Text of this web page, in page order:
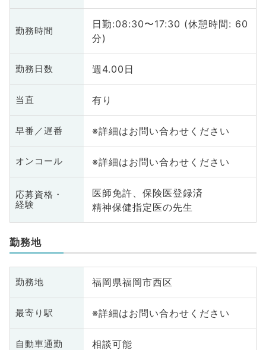
勤務時間
日勤:08:30〜17:30 (休憩時間: 60
分)
勤務日数 週4.00日
当直 有り
早番／遅番 ※詳細はお問い合わせください
オンコール ※詳細はお問い合わせください
応募資格・
経験
医師免許、保険医登録済
精神保健指定医の先生
勤務地
勤務地 福岡県福岡市西区
最寄り駅 ※詳細はお問い合わせください
自動車通勤 相談可能